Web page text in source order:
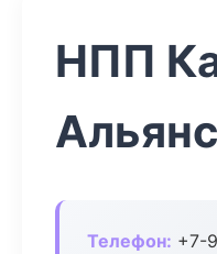
НПП
Альянс
Телефон: +7-